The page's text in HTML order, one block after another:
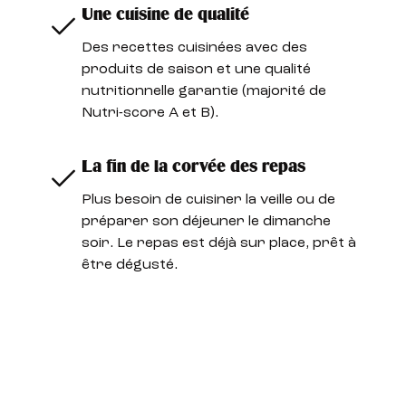
Une cuisine de qualité
Des recettes cuisinées avec des
produits de saison et une qualité
nutritionnelle garantie (majorité de
Nutri-score A et B).
La fin de la corvée des repas
Plus besoin de cuisiner la veille ou de
préparer son déjeuner le dimanche
soir. Le repas est déjà sur place, prêt à
être dégusté.